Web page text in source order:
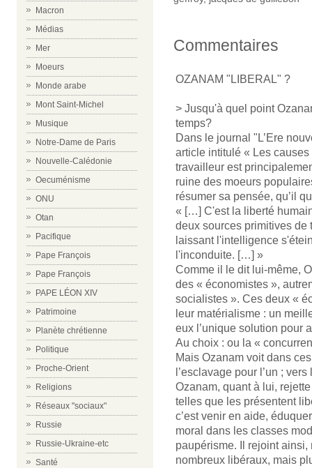
Macron
Médias
Mer
Moeurs
Monde arabe
Mont Saint-Michel
Musique
Notre-Dame de Paris
Nouvelle-Calédonie
Oecuménisme
ONU
Otan
Pacifique
Pape François
Pape François
PAPE LÉON XIV
Patrimoine
Planète chrétienne
Politique
Proche-Orient
Religions
Réseaux "sociaux"
Russie
Russie-Ukraine-etc
Santé
Commentaires
OZANAM "LIBERAL" ?
> Jusqu'à quel point
temps?
Dans le journal "L’Ere
article intitulé « Les
travailleur est
ruine des moeurs
résumer sa pensée, qu’il
« […] C'est la liberté
deux sources primitives de
laissant l'intelligence
l'inconduite. […] »
Comme il le dit lui-même,
des « économistes »,
socialistes ». Ces deux «
leur matérialisme : un
eux l’unique solution pour
Au choix : ou la «
Mais Ozanam voit dans
l’esclavage pour l’un ;
Ozanam, quant à lui,
telles que les présentent
c’est venir en aide,
moral dans les classes
paupérisme. Il rejoint
nombreux libéraux, mais